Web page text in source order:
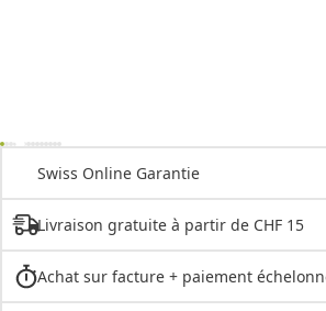
Swiss Online Garantie
Livraison gratuite à partir de CHF 15
Achat sur facture + paiement